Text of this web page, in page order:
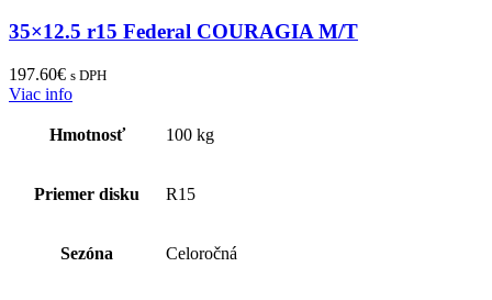
35×12.5 r15 Federal COURAGIA M/T
197.60€ s DPH
Viac info
Hmotnosť 100 kg
Priemer disku R15
Sezóna Celoročná